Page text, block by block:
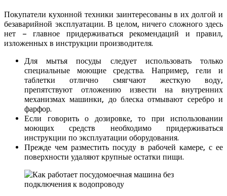
Покупатели кухонной техники заинтересованы в их долгой и
безаварийной эксплуатации. В целом, ничего сложного здесь
нет – главное придерживаться рекомендаций и правил,
изложенных в инструкции производителя.
Для мытья посуды следует использовать только
специальные моющие средства. Например, гели и
таблетки отлично смягчают жесткую воду,
препятствуют отложению извести на внутренних
механизмах машинки, до блеска отмывают серебро и
фарфор.
Если говорить о дозировке, то при использовании
моющих средств необходимо придерживаться
инструкции по эксплуатации оборудования.
Прежде чем разместить посуду в рабочей камере, с ее
поверхности удаляют крупные остатки пищи.